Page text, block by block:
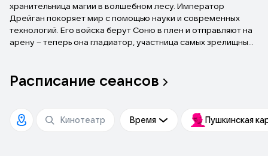
хранительница магии в волшебном лесу. Император
Дрейган покоряет мир с помощью науки и современных
технологий. Его войска берут Соню в плен и отправляют на
арену – теперь она гладиатор, участница самых зрелищных
Расписание сеансов
Время Пушкинская